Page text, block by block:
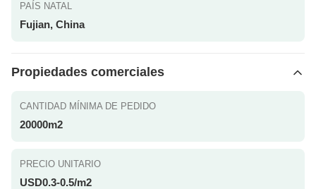
PAÍS NATAL
Fujian, China
Propiedades comerciales
CANTIDAD MÍNIMA DE PEDIDO
20000m2
PRECIO UNITARIO
USD0.3-0.5/m2